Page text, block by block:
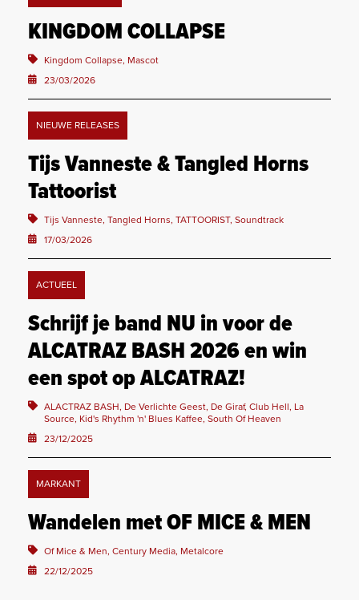
KINGDOM COLLAPSE
Kingdom Collapse, Mascot
23/03/2026
NIEUWE RELEASES
Tijs Vanneste & Tangled Horns
Tattoorist
Tijs Vanneste, Tangled Horns, TATTOORIST, Soundtrack
17/03/2026
ACTUEEL
Schrijf je band NU in voor de
ALCATRAZ BASH 2026 en win
een spot op ALCATRAZ!
ALACTRAZ BASH, De Verlichte Geest, De Giraf, Club Hell, La
Source, Kid's Rhythm 'n' Blues Kaffee, South Of Heaven
23/12/2025
MARKANT
Wandelen met OF MICE & MEN
Of Mice & Men, Century Media, Metalcore
22/12/2025